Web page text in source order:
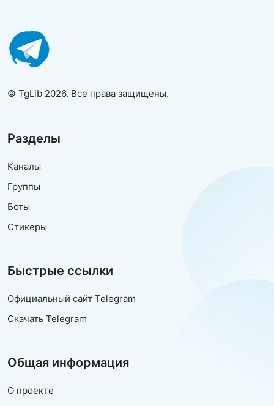
© TgLib 2026. Все права защищены.
Разделы
Каналы
Группы
Боты
Стикеры
Быстрые ссылки
Официальный сайт Telegram
Скачать Telegram
Общая информация
О проекте